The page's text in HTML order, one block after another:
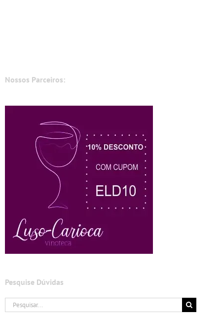
Nossos Parceiros:
Pesquise Dúvidas
Buscar
resultados